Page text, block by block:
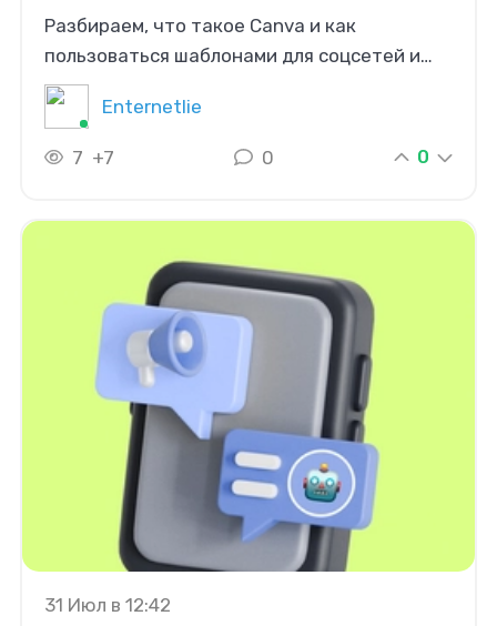
Разбираем, что такое Canva и как
пользоваться шаблонами для соцсетей и
презентаций. Доступ из России брендинг,
экспорт файлов, ошибки и FAQ
Enternetlie
7 +7 0 0
31 Июл в 12:42